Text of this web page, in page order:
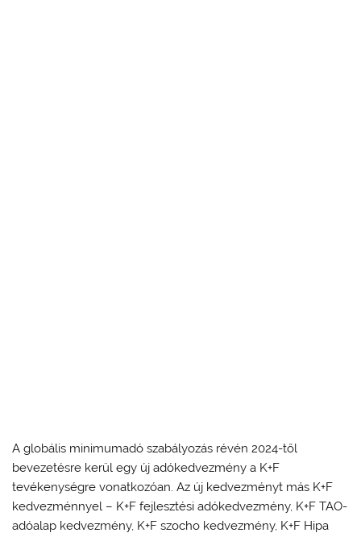
A globális minimumadó szabályozás révén 2024-től
bevezetésre kerül egy új adókedvezmény a K+F
tevékenységre vonatkozóan. Az új kedvezményt más K+F
kedvezménnyel – K+F fejlesztési adókedvezmény, K+F TAO-
adóalap kedvezmény, K+F szocho kedvezmény, K+F Hipa